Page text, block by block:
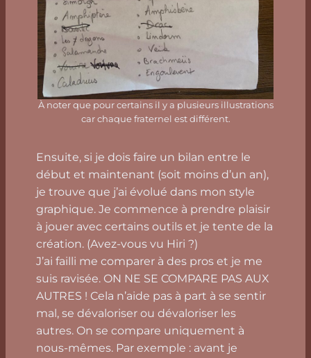
À noter que pour certains il y a plusieurs illustrations
car chaque fraternel est différent.
Ensuite, si je dois faire un bilan entre le
début et maintenant (soit moins d’un an),
je trouve que j’ai évolué dans mon style
graphique. Je commence à prendre plaisir
à jouer avec certains outils et je tente de la
création. (Avez-vous vu Hiri ?)
J’ai failli me comparer à des pros et je me
suis ravisée. ON NE SE COMPARE PAS AUX
AUTRES ! Cela n’aide pas à part à se sentir
mal, se dévaloriser ou dévaloriser les
autres. On se compare uniquement à
nous-mêmes. Par exemple : avant je